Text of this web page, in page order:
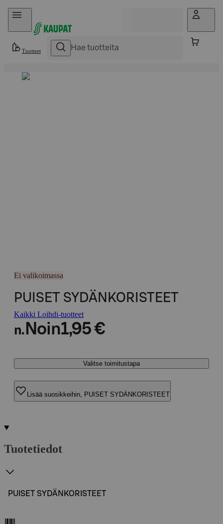
Hyppää sisältöön
Tuotteet
Ei valikoimassa
PUISET SYDÄNKORISTEET
Kaikki Loihdi-tuotteet
n. Noin1,95 €
Valitse toimitustapa
Lisää suosikkeihin, PUISET SYDÄNKORISTEET
Tuotetiedot
PUISET SYDÄNKORISTEET